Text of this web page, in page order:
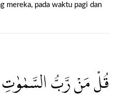
mereka, pada waktu pagi dan
قُلْ مَنْ رَّبُّ السَّمٰوٰتِ